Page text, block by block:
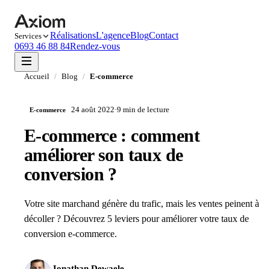
Services RéalisationsL'agenceBlogContact
0693 46 88 84Rendez-vous
Accueil / Blog / E-commerce
E-commerce 24 août 2022·9 min de lecture
E-commerce : comment
améliorer son taux de
conversion ?
Votre site marchand génère du trafic, mais les ventes peinent à
décoller ? Découvrez 5 leviers pour améliorer votre taux de
conversion e-commerce.